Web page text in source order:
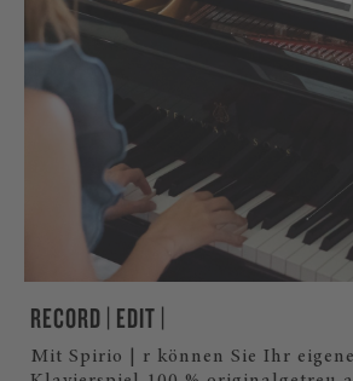
RECORD | EDIT |
Mit Spirio | r können Sie Ihr